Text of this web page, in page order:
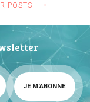
POSTS